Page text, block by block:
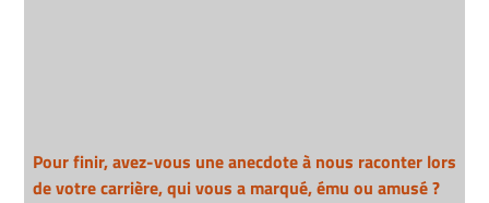
Pour finir, avez-vous une anecdote à nous raconter lors
de votre carrière, qui vous a marqué, ému ou amusé ?